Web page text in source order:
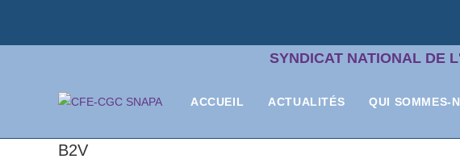
SYNDICAT NATIONAL DE
ACCUEIL ACTUALITÉS QUI SOMMES-
B2V